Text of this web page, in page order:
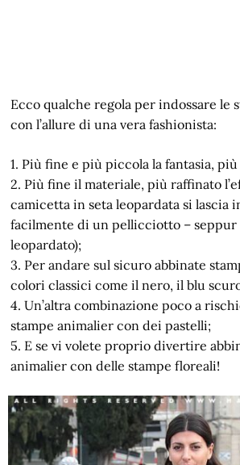
Ecco qualche regola per indossare le
con l’allure di una vera fashionista:
1. Più fine e più piccola la fantasia,
2. Più fine il materiale, più raffinato
camicetta in seta leopardata si lascia
facilmente di un pellicciotto –
leopardato);
3. Per andare sul sicuro abbinate
colori classici come il nero, il blu
4. Un’altra combinazione poco a
stampe animalier con dei pastelli;
5. E se vi volete proprio divertire
animalier con delle stampe floreali!